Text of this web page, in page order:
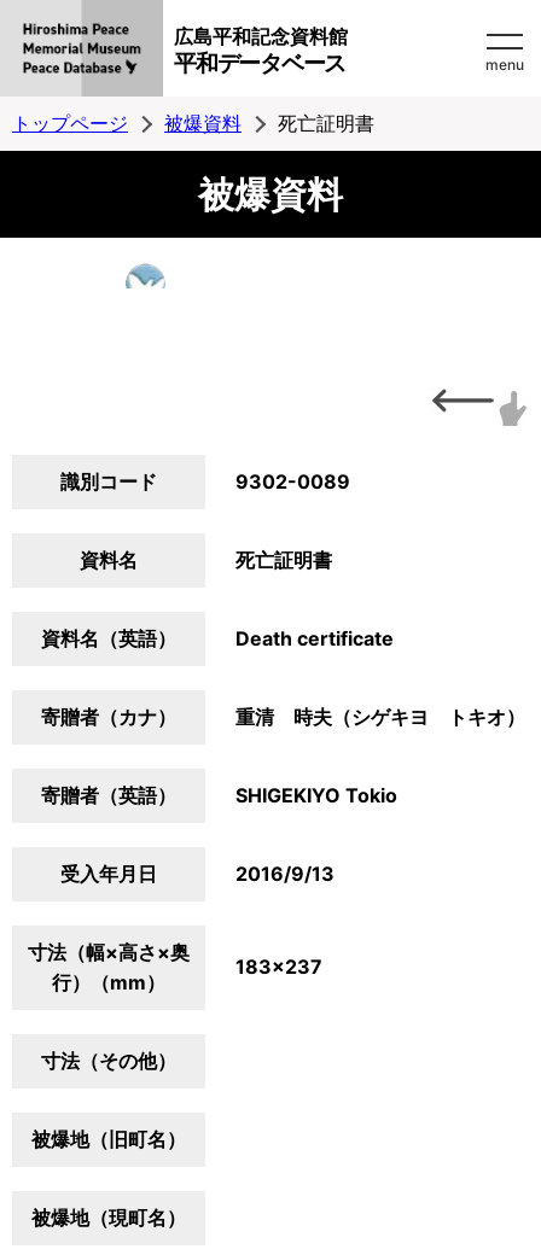
広島平和記念資料館
平和データベース menu
トップページ 被爆資料 死亡証明書
被爆資料
識別コード 9302-0089
資料名 死亡証明書
資料名（英語） Death certificate
寄贈者（カナ） 重清 時夫（シゲキヨ トキオ）
寄贈者（英語） SHIGEKIYO Tokio
受入年月日 2016/9/13
寸法（幅×高さ×奥
行）（mm）
183×237
寸法（その他）
被爆地（旧町名）
被爆地（現町名）